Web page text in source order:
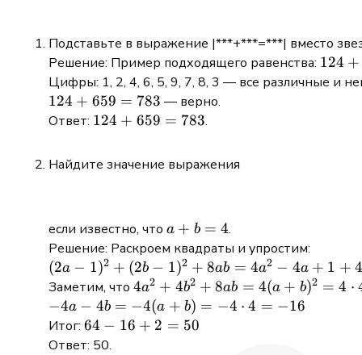
Подставьте в выражение |***+***=***| вместо
Решение: Пример подходящего равенства: 124
+
124 +
Цифры: 1, 2, 4, 6, 5, 9, 7, 8, 3 — все различные и
124
+
=
124 + 659 = 783 — верно.
Ответ: 124
124 + 659 = 783.
Найдите значение выражения
если известно, что a
+
b
=
4
a + b = 4.
Решение: Раскроем квадраты и упростим:
(2a-
1)^2
+ (2b-
1)^2
+8ab
(2a − 1)2 + (2b − 1)2 + 8ab = 4a2 − 4a + 1 + 4
Заметим, что 4a^2
+4b^2
+8ab
4a2 + 4b2 + 8ab = 4(a + b)2 = 4 ⋅
-4a
-4b
=
−4a − 4b = −4(a + b) = −4 ⋅ 4 = −16
Итог: 64
-16
64 − 16 + 2 = 50
Ответ: 50.